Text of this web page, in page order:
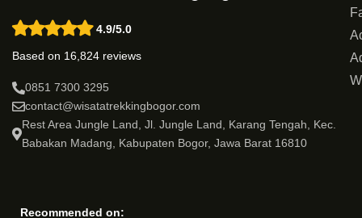
4.9/5.0
Based on 16,824 reviews
0851 7300 3295
contact@wisatatrekkingbogor.com
Rest Area Jungle Land, Jl. Jungle Land, Karang Tengah, Kec.
Babakan Madang, Kabupaten Bogor, Jawa Barat 16810
Recommended on: